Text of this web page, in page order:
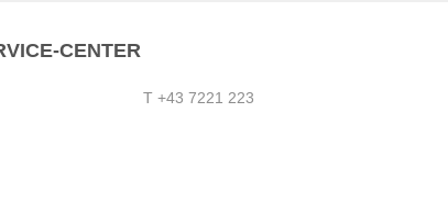
CENTER
T +43 7221 223